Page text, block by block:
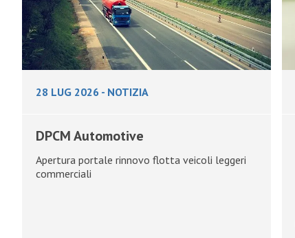
28 LUG 2026 - NOTIZIA
DPCM Automotive
Apertura portale rinnovo flotta veicoli leggeri
commerciali